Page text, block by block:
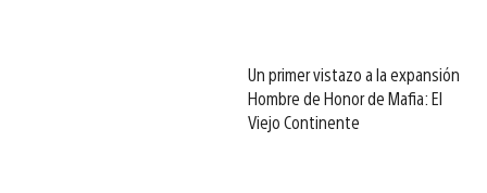
Un primer vistazo a la expansión
Hombre de Honor de Mafia: El
Viejo Continente